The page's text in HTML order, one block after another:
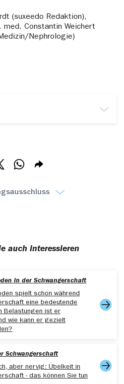
(suxeedo Redaktion),
med. Constantin Weichert
Nephrologie)
topnavi/
Facebook
via X
Teilen via Whatsapp
Teilen via E-mail
auch interessieren
in der Schwangerschaft
spielt schon während
eine bedeutende
Belastungen ist er
wie kann er gezielt
Schwangerschaft
aber nervig: Übelkeit in
- das können Sie tun